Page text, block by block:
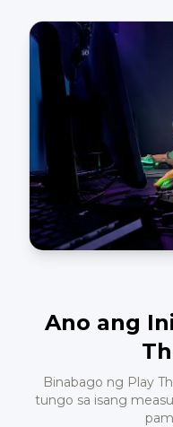
Ano ang
Binabago ng Play
tungo sa isang